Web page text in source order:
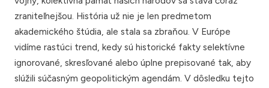
zraniteľnejšou. História už nie je len predmetom
akademického štúdia, ale stala sa zbraňou. V Európe
vidíme rastúci trend, kedy sú historické fakty selektívne
ignorované, skresľované alebo úplne prepisované tak, aby
slúžili súčasným geopolitickým agendám. V dôsledku tejto